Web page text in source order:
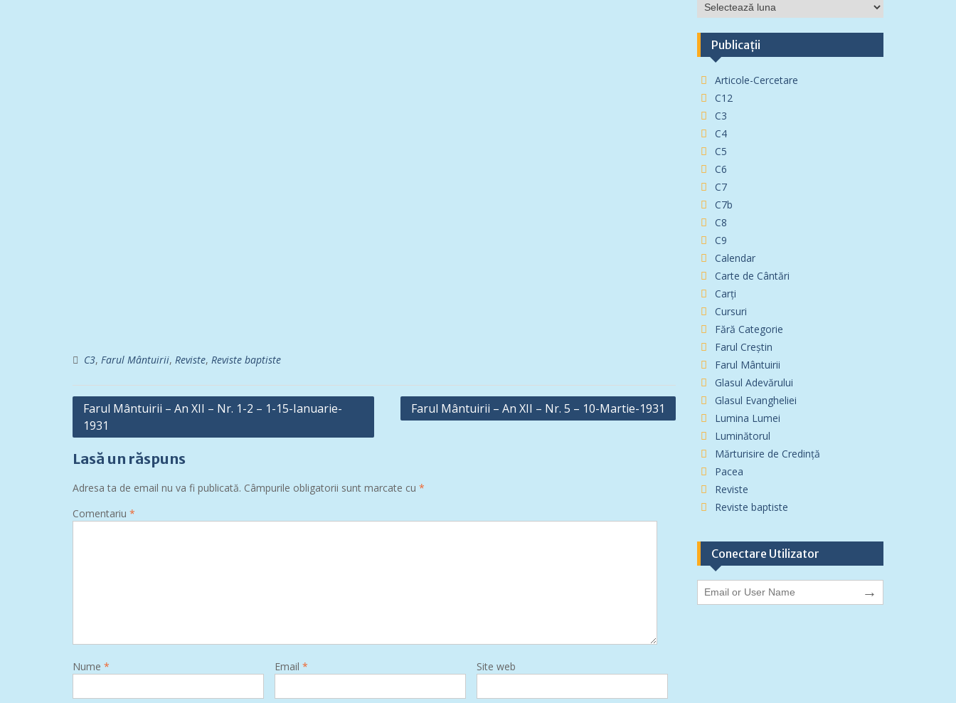
C3, Farul Mântuirii, Reviste, Reviste baptiste
Navigare
în
articole
Farul Mântuirii – An XII – Nr. 1-2 – 1-15-Ianuarie-
1931
Farul Mântuirii – An XII – Nr. 5 – 10-Martie-1931
Lasă un răspuns
Adresa ta de email nu va fi publicată. Câmpurile obligatorii sunt marcate cu *
Comentariu *
Nume * Email * Site web
Arhive
pagină
Publicații
Articole-Cercetare
C12
C3
C4
C5
C6
C7
C7b
C8
C9
Calendar
Carte de Cântări
Carți
Cursuri
Fără Categorie
Farul Creștin
Farul Mântuirii
Glasul Adevărului
Glasul Evangheliei
Lumina Lumei
Luminătorul
Mărturisire de Credință
Pacea
Reviste
Reviste baptiste
Conectare Utilizator
→